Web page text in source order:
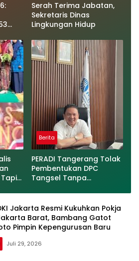
Serah Terima Jabatan,
Sekretaris Dinas
Lingkungan Hidup
Berita
PERADI Tangerang Tolak
Pembentukan DPC
Tangsel Tanpa
Jakarta Resmi Kukuhkan Pokja
Barat, Bambang Gatot
Pimpin Kepengurusan Baru
Juli 29, 2026